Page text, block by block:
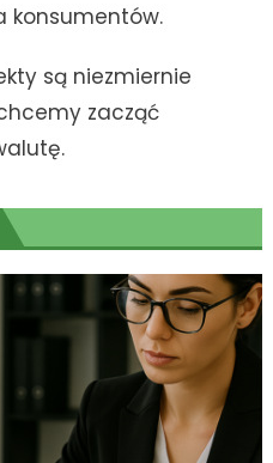
konsumentów.
są niezmiernie
zacząć